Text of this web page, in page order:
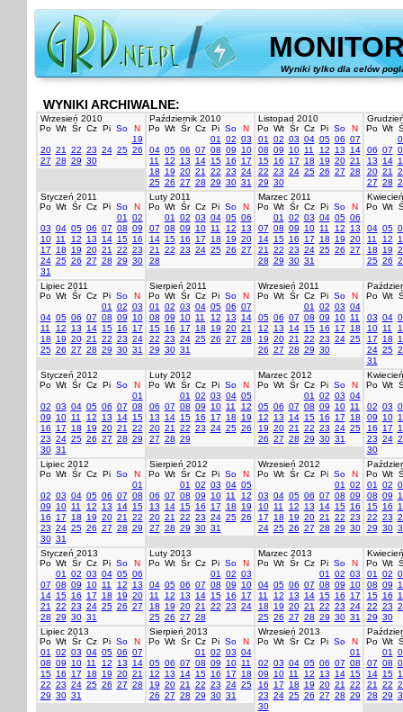
Wyniki tylko dla celów
WYNIKI ARCHIWALNE:
Wrzesień 2010
Po Wt Śr Cz Pi So
N
19
20 21 22 23 24 25 26
27 28 29 30
Październik 2010
Po Wt Śr Cz Pi So
N
01
02 03
04 05 06 07 08 09
10
11
12 13 14 15 16
17
18
19 20 21 22 23 24
25 26 27 28 29 30 31
Listopad 2010
Po Wt Śr Cz Pi So
N
01
02 03 04 05 06 07
08 09 10 11 12 13
14
15 16 17 18 19 20 21
22 23 24 25 26 27 28
29 30
Po Wt
06 07
13
14
20 21
27 28
Styczeń 2011
Po Wt Śr Cz Pi So
N
01
02
03 04 05 06 07 08 09
10 11 12 13 14 15 16
17
18 19 20 21 22 23
24 25 26 27 28 29 30
31
Luty 2011
Po Wt Śr Cz Pi So
N
01
02 03 04 05 06
07 08 09 10 11 12
13
14 15 16 17 18 19 20
21
22 23 24 25 26 27
28
Marzec 2011
Po Wt Śr Cz Pi So
N
01
02 03 04 05 06
07 08 09 10 11 12
13
14 15 16 17 18 19 20
21
22 23 24 25 26 27
28 29 30 31
Po Wt
04 05
11
12
18
19
25 26
Lipiec 2011
Po Wt Śr Cz Pi So
N
01
02 03
04 05 06 07 08 09
10
11
12 13 14 15 16
17
18
19 20 21 22 23 24
25 26 27 28 29 30 31
Sierpień 2011
Po Wt Śr Cz Pi So
N
01
02 03 04 05 06 07
08 09 10 11 12 13
14
15 16 17 18 19 20 21
22 23 24 25 26 27 28
29 30 31
Wrzesień 2011
Po Wt Śr Cz Pi So
N
01
02 03 04
05 06 07 08 09 10 11
12
13 14 15 16 17
18
19 20 21 22 23 24 25
26 27 28 29 30
Po Wt
03 04
10 11
17
18
24 25
31
Styczeń 2012
Po Wt Śr Cz Pi So
N
01
02 03 04 05 06 07 08
09
10 11 12 13 14 15
16
17 18 19 20 21
22
23 24 25 26 27 28 29
30 31
Luty 2012
Po Wt Śr Cz Pi So
N
01
02 03 04 05
06 07 08 09 10 11
12
13
14 15 16 17 18
19
20 21 22 23 24 25 26
27 28 29
Marzec 2012
Po Wt Śr Cz Pi So
N
01
02 03 04
05 06 07 08 09 10 11
12
13 14 15 16 17
18
19 20 21 22 23 24 25
26 27 28 29 30 31
Po Wt
02 03
09
10
16
17
23 24
30
Lipiec 2012
Po Wt Śr Cz Pi So
N
01
02 03 04 05 06 07 08
09
10 11 12 13 14 15
16
17 18 19 20 21
22
23 24 25 26 27 28 29
30 31
Sierpień 2012
Po Wt Śr Cz Pi So
N
01
02 03 04 05
06 07 08 09 10 11
12
13
14 15 16 17 18
19
20 21 22 23 24 25 26
27 28 29 30 31
Wrzesień 2012
Po Wt Śr Cz Pi So
N
01
02
03 04 05 06 07 08 09
10 11 12 13 14 15 16
17
18 19 20 21 22 23
24 25 26 27 28 29 30
Po Wt
01
02
08 09
15 16
22 23
29 30
Styczeń 2013
Po Wt Śr Cz Pi So
N
01
02 03 04 05 06
07 08 09 10 11 12
13
14 15 16 17 18 19 20
21
22 23 24 25 26 27
28 29 30 31
Luty 2013
Po Wt Śr Cz Pi So
N
01
02 03
04 05 06 07 08 09
10
11
12 13 14 15 16
17
18
19 20 21 22 23 24
25 26 27 28
Marzec 2013
Po Wt Śr Cz Pi So
N
01
02 03
04 05 06 07 08 09
10
11
12 13 14 15 16
17
18
19 20 21 22 23 24
25 26 27 28 29 30 31
Po Wt
01
02
08 09
15 16
22 23
29 30
Lipiec 2013
Po Wt Śr Cz Pi So
N
01
02 03 04 05 06 07
08 09 10 11 12 13
14
15 16 17 18 19 20 21
22 23 24 25 26 27 28
29 30 31
Sierpień 2013
Po Wt Śr Cz Pi So
N
01
02 03 04
05 06 07 08 09 10 11
12
13 14 15 16 17
18
19 20 21 22 23 24 25
26 27 28 29 30 31
Wrzesień 2013
Po Wt Śr Cz Pi So
N
01
02 03 04 05 06 07 08
09
10 11 12 13 14 15
16
17 18 19 20 21
22
23 24 25 26 27 28 29
30
Po Wt
01
07 08
14 15
21
22
28 29